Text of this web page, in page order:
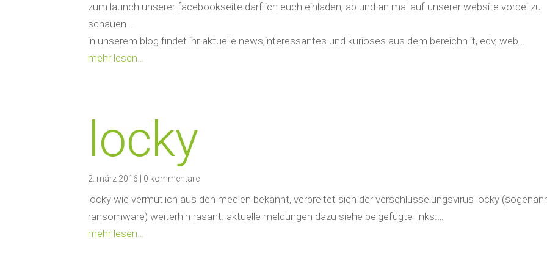
zum launch unserer facebookseite darf ich euch einladen, ab und an mal auf unserer website vorbei zu
schauen…
in unserem blog findet ihr aktuelle news,interessantes und kurioses aus dem bereichn it, edv, web…
mehr lesen…
locky
2. märz 2016 0 kommentare
locky wie vermutlich aus den medien bekannt, verbreitet sich der verschlüsselungsvirus locky
ransomware) weiterhin rasant. aktuelle meldungen dazu siehe beigefügte links:…
mehr lesen…